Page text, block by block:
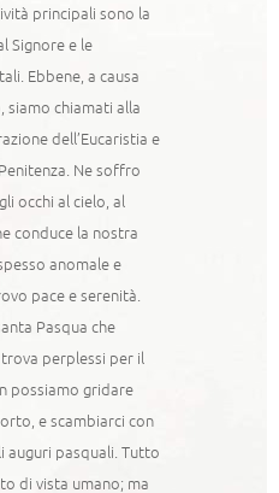
principali sono la
Signore e le
Ebbene, a causa
siamo chiamati alla
dell’Eucaristia e
Ne soffro
occhi al cielo, al
conduce la nostra
anomale e
pace e serenità.
Pasqua che
perplessi per il
possiamo gridare
e scambiarci con
auguri pasquali. Tutto
di vista umano; ma